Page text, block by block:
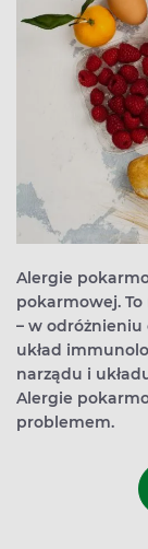
Alergie
pokarmowej.
– w
układ
narządu i
Alergie
problemem.